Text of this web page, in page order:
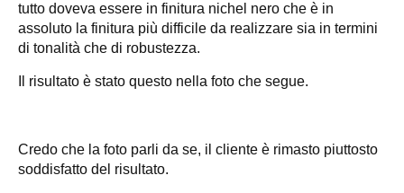
tutto doveva essere in finitura nichel nero che è in
assoluto la finitura più difficile da realizzare sia in termini
di tonalità che di robustezza.
Il risultato è stato questo nella foto che segue.
Credo che la foto parli da se, il cliente è rimasto piuttosto
soddisfatto del risultato.